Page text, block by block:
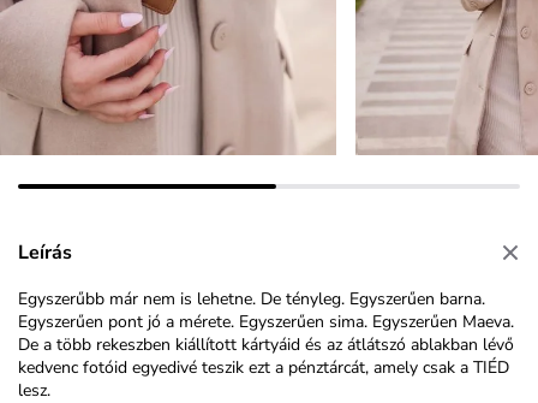
Leírás
Egyszerűbb már nem is lehetne. De tényleg. Egyszerűen barna.
Egyszerűen pont jó a mérete. Egyszerűen sima. Egyszerűen Maeva.
De a több rekeszben kiállított kártyáid és az átlátszó ablakban lévő
kedvenc fotóid egyedivé teszik ezt a pénztárcát, amely csak a TIÉD
lesz.